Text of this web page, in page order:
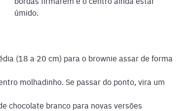
úmido.
(18 a 20 cm) para o brownie assar de forma
molhadinho. Se passar do ponto, vira um
chocolate branco para novas versões